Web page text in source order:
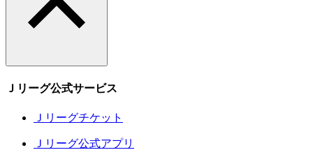
Ｊリーグ公式サービス
Ｊリーグチケット
Ｊリーグ公式アプリ